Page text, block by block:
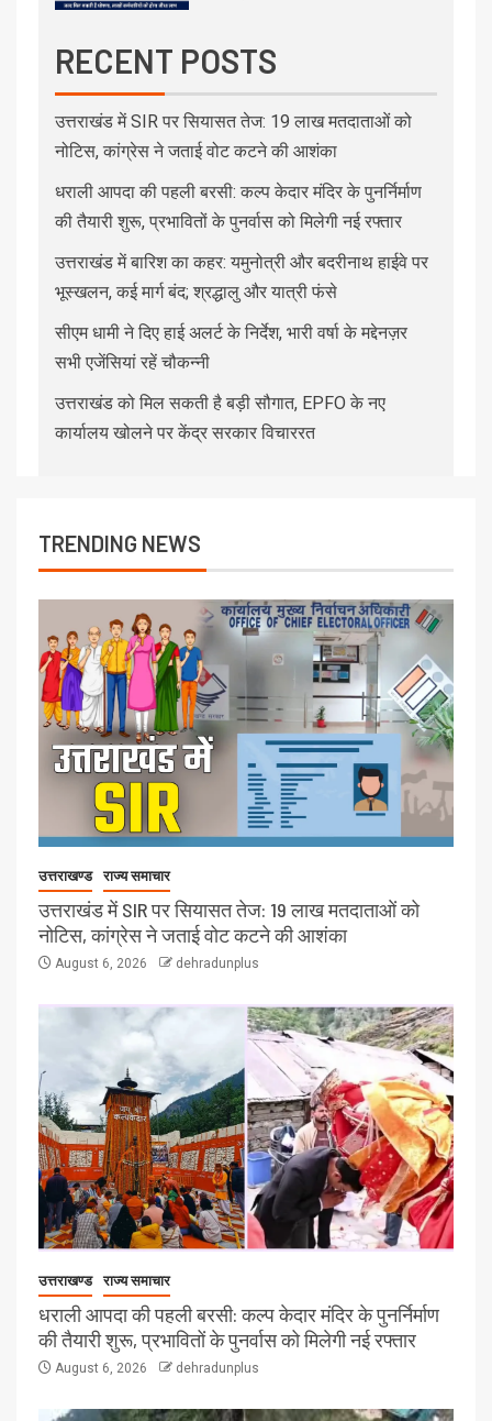
RECENT POSTS
उत्तराखंड में SIR पर सियासत तेज: 19 लाख मतदाताओं को
नोटिस, कांग्रेस ने जताई वोट कटने की आशंका
धराली आपदा की पहली बरसी: कल्प केदार मंदिर के पुनर्निर्माण
की तैयारी शुरू, प्रभावितों के पुनर्वास को मिलेगी नई रफ्तार
उत्तराखंड में बारिश का कहर: यमुनोत्री और बदरीनाथ हाईवे पर
भूस्खलन, कई मार्ग बंद; श्रद्धालु और यात्री फंसे
सीएम धामी ने दिए हाई अलर्ट के निर्देश, भारी वर्षा के मद्देनज़र
सभी एजेंसियां रहें चौकन्नी
उत्तराखंड को मिल सकती है बड़ी सौगात, EPFO के नए
कार्यालय खोलने पर केंद्र सरकार विचाररत
TRENDING NEWS
उत्तराखण्ड राज्य समाचार
उत्तराखंड में SIR पर सियासत तेज: 19 लाख मतदाताओं को
नोटिस, कांग्रेस ने जताई वोट कटने की आशंका
August 6, 2026 dehradunplus
उत्तराखण्ड राज्य समाचार
धराली आपदा की पहली बरसी: कल्प केदार मंदिर के पुनर्निर्माण
की तैयारी शुरू, प्रभावितों के पुनर्वास को मिलेगी नई रफ्तार
August 6, 2026 dehradunplus